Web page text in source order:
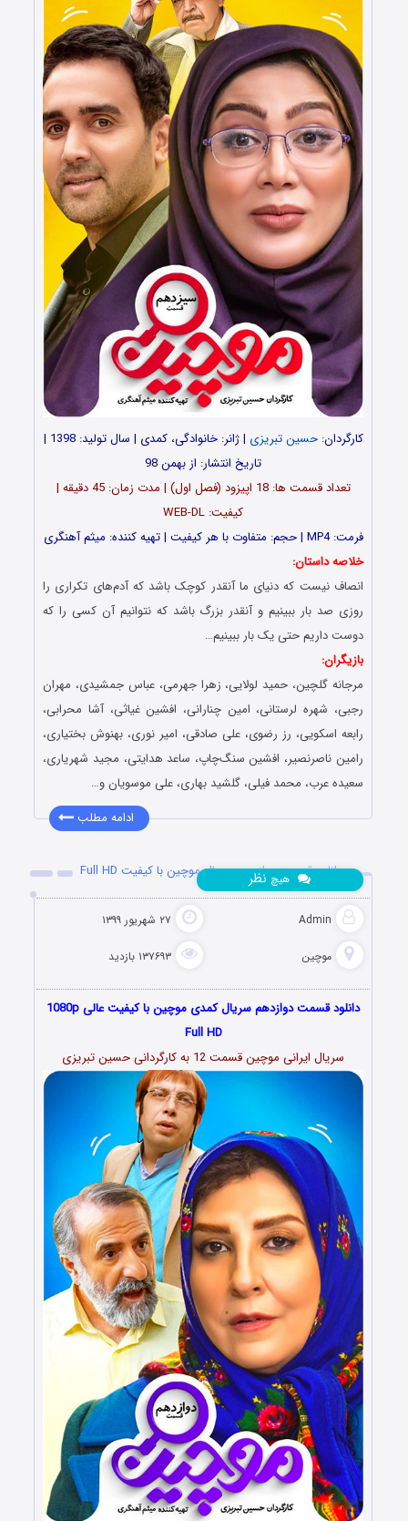
کارگردان:حسین تبریزی
| ژانر: خانوادگی، کمدی | سال تولید: 1398 |
تاریخ انتشار: از بهمن 98
تعداد قسمت ها: 18 اپیزود (فصل اول) | مدت زمان: 45 دقیقه |
کیفیت: WEB-DL
فرمت: MP4 | حجم: متفاوت با هر کیفیت | تهیه کننده: میثم آهنگری
خلاصه داستان:
انصاف نیست که دنیای ما آنقدر کوچک باشد که آدم‌های تکراری را
روزی صد بار ببینیم و آنقدر بزرگ باشد که نتوانیم آن کسی را که
دوست داریم حتی یک بار ببینیم…
بازیگران:
مرجانه گلچین، حمید لولایی، زهرا جهرمی، عباس جمشیدی، مهران
رجبی، شهره لرستانی، امین چنارانی، افشین غیاثی، آشا محرابی،
رابعه اسکویی، رز رضوی، علی صادقی، امیر نوری، بهنوش بختیاری،
رامین ناصرنصیر، افشین سنگ‌چاپ، ساعد هدایتی، مجید شهریاری،
سعیده عرب، محمد فیلی، گلشید بهاری، علی موسویان و…
ادامه مطلب
دانلود قسمت دوازدهم سریال موچین با کیفیت Full HD
Admin ۲۷ شهریور ۱۳۹۹
موچین ۱۳۷۶۹۳ بازدید
هیچ نظر
دانلود قسمت دوازدهم سریال کمدی موچین با کیفیت عالی 1080p
Full HD
سریال ایرانی موچین قسمت 12 به کارگردانی حسین تبریزی